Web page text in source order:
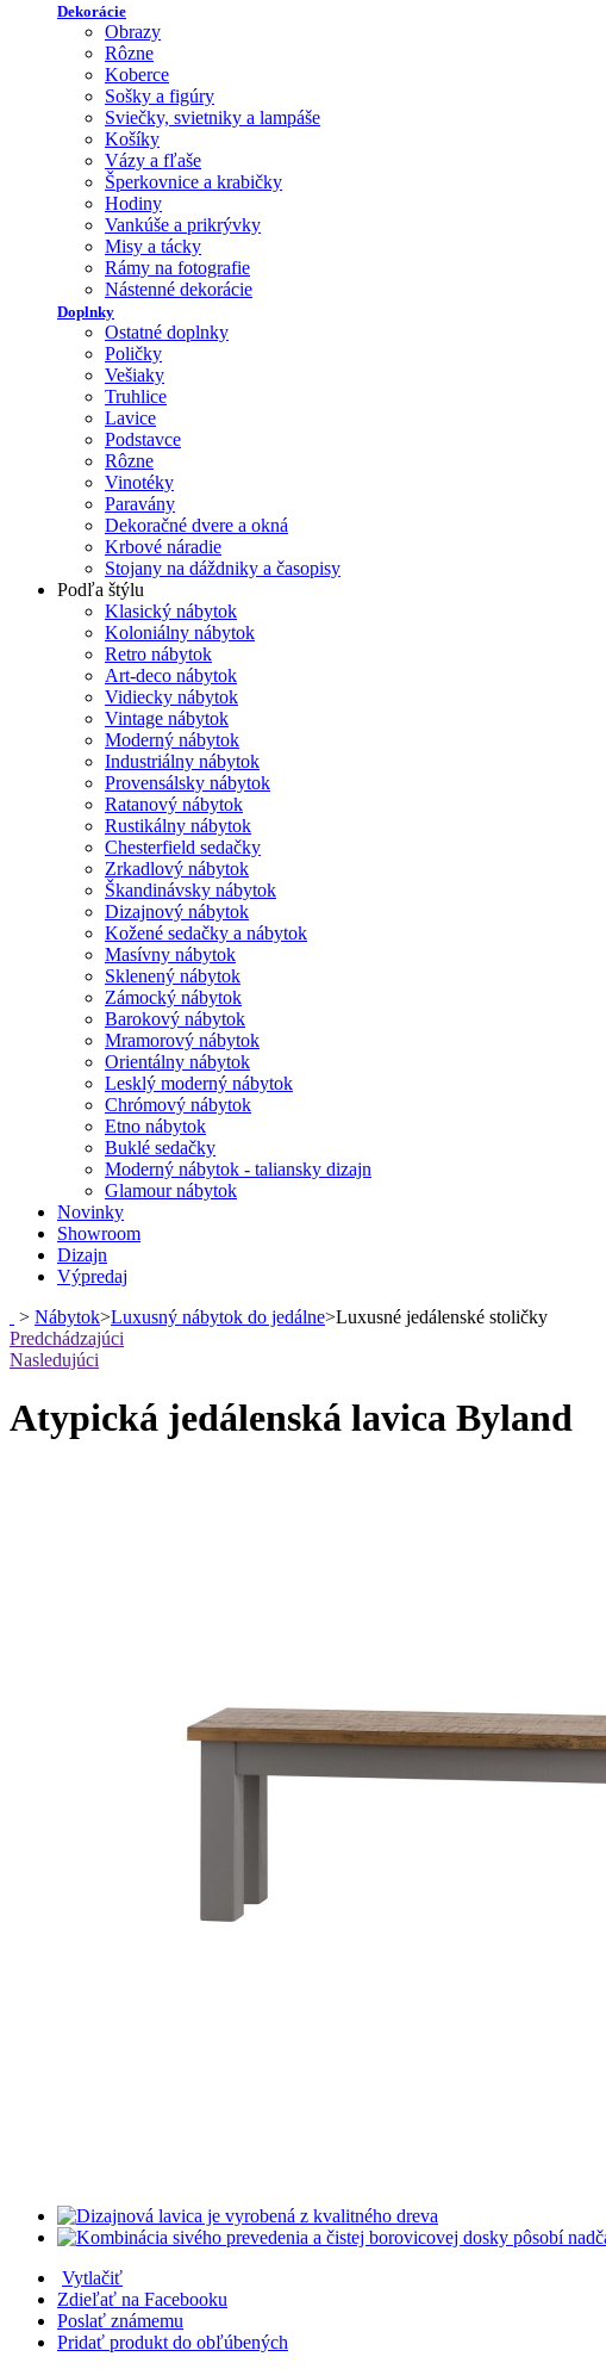
Dekorácie
Obrazy
Rôzne
Koberce
Sošky a figúry
Sviečky, svietniky a lampáše
Košíky
Vázy a fľaše
Šperkovnice a krabičky
Hodiny
Vankúše a prikrývky
Misy a tácky
Rámy na fotografie
Nástenné dekorácie
Doplnky
Ostatné doplnky
Poličky
Vešiaky
Truhlice
Lavice
Podstavce
Rôzne
Vinotéky
Paravány
Dekoračné dvere a okná
Krbové náradie
Stojany na dáždniky a časopisy
Podľa štýlu
Klasický nábytok
Koloniálny nábytok
Retro nábytok
Art-deco nábytok
Vidiecky nábytok
Vintage nábytok
Moderný nábytok
Industriálny nábytok
Provensálsky nábytok
Ratanový nábytok
Rustikálny nábytok
Chesterfield sedačky
Zrkadlový nábytok
Škandinávsky nábytok
Dizajnový nábytok
Kožené sedačky a nábytok
Masívny nábytok
Sklenený nábytok
Zámocký nábytok
Barokový nábytok
Mramorový nábytok
Orientálny nábytok
Lesklý moderný nábytok
Chrómový nábytok
Etno nábytok
Buklé sedačky
Moderný nábytok - taliansky dizajn
Glamour nábytok
Novinky
Showroom
Dizajn
Výpredaj
> Nábytok>Luxusný nábytok do jedálne>Luxusné jedálenské stoličky
Predchádzajúci
Nasledujúci
Atypická jedálenská lavica Byland
Vytlačiť
Zdieľať na Facebooku
Poslať známemu
Pridať produkt do obľúbených